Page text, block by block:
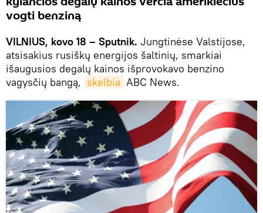
vogti benziną
VILNIUS, kovo 18 – Sputnik. Jungtinėse Valstijose,
atsisakius rusiškų energijos šaltinių, smarkiai
išaugusios degalų kainos išprovokavo benzino
vagysčių bangą, skelbia ABC News.